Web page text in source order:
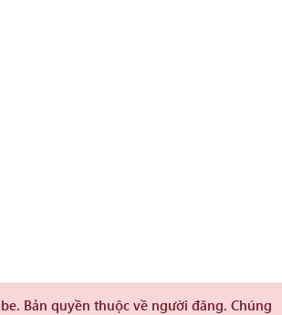
Bản quyền thuộc về người đăng. Chúng